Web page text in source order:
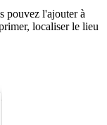
pouvez l'ajouter à
localiser le lieu